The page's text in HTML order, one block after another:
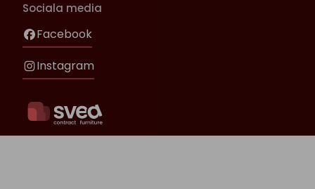
Sociala media
Facebook
Instagram